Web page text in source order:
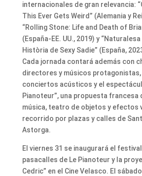
internacionales de gran relevancia:
This Ever Gets Weird” (Alemania y
“Rolling Stone: Life and Death of
(España-EE. UU., 2019) y
Història de Sexy Sadie” (España,
Cada jornada contará además con
directores y músicos protagonistas,
conciertos acústicos y el
Pianoteur”, una propuesta francesa
música, teatro de objetos y efectos
recorrido por plazas y calles de
Astorga.
El viernes 31 se inaugurará el
pasacalles de Le Pianoteur y la
Cedric” en el Cine Velasco. El